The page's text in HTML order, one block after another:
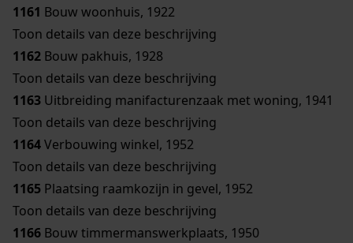
1161 Bouw woonhuis, 1922
Toon details van deze beschrijving
1162 Bouw pakhuis, 1928
Toon details van deze beschrijving
1163 Uitbreiding manifacturenzaak met woning, 1941
Toon details van deze beschrijving
1164Verbouwing winkel, 1952
Toon details van deze beschrijving
1165 Plaatsing raamkozijn in gevel, 1952
Toon details van deze beschrijving
1166 Bouw timmermanswerkplaats, 1950